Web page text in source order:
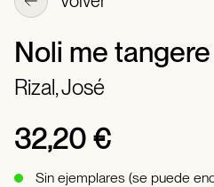
Noli me tangere
Rizal, José
32,20 €
Sin ejemplares (se puede